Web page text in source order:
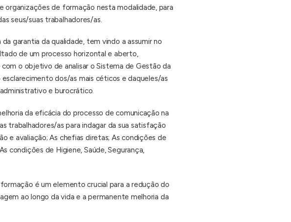
organizações de formação nesta modalidade, para
seus/suas trabalhadores/as.
garantia da qualidade, tem vindo a assumir no
de um processo horizontal e aberto,
o objetivo de analisar o Sistema de Gestão da
dos/as mais céticos e daqueles/as
e burocrático.
da eficácia do processo de comunicação na
trabalhadores/as para indagar da sua satisfação
e avaliação; As chefias diretas; As condições de
condições de Higiene, Saúde, Segurança,
é um elemento crucial para a redução do
ao longo da vida e a permanente melhoria da